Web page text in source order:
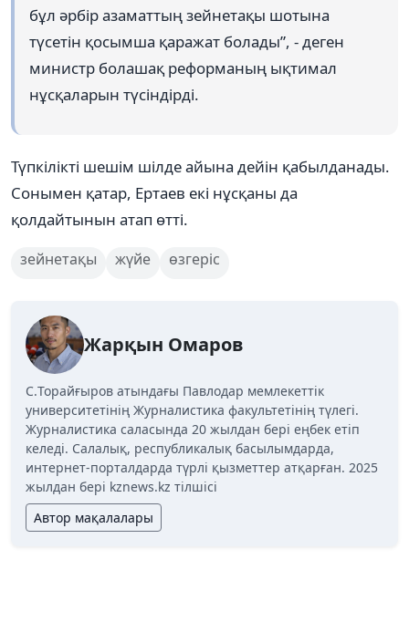
бұл әрбір азаматтың зейнетақы шотына
түсетін қосымша қаражат болады”, - деген
министр болашақ реформаның ықтимал
нұсқаларын түсіндірді.
Түпкілікті шешім шілде айына дейін қабылданады.
Сонымен қатар, Ертаев екі нұсқаны да
қолдайтынын атап өтті.
зейнетақы жүйе өзгеріс
Жарқын Омаров
C.Торайғыров атындағы Павлодар мемлекеттік
университетінің Журналистика факультетінің түлегі.
Журналистика саласында 20 жылдан бері еңбек етіп
келеді. Салалық, республикалық басылымдарда,
интернет-порталдарда түрлі қызметтер атқарған. 2025
жылдан бері kznews.kz тілшісі
Автор мақалалары